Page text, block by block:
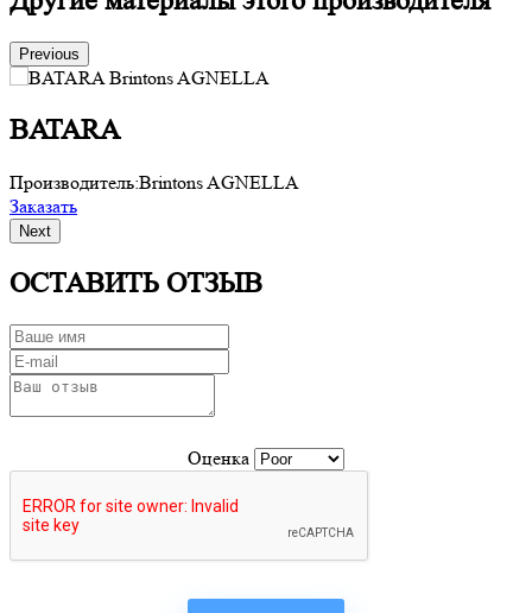
Previous
BATARA
Производитель:Brintons AGNELLA
Заказать
Next
ОСТАВИТЬ ОТЗЫВ
Оценка